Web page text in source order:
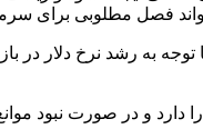
فصل مطلوبی برای
به رشد نرخ دلار در
را دارد و در صورت نبود